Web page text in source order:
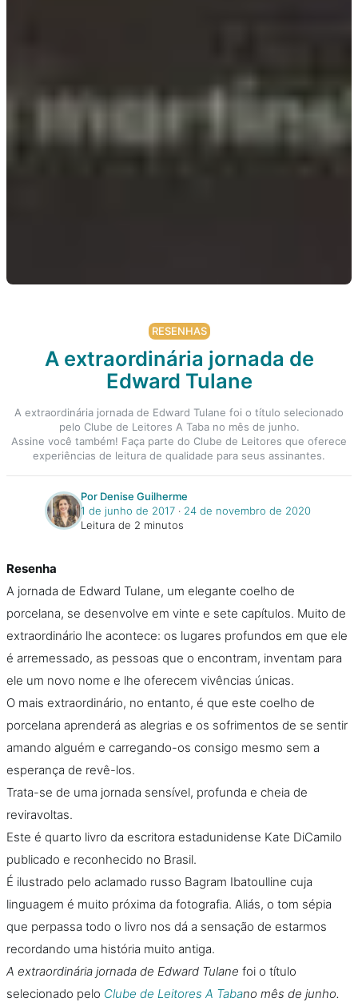
RESENHAS
A extraordinária jornada de
Edward Tulane
A extraordinária jornada de Edward Tulane foi o título selecionado
pelo Clube de Leitores A Taba no mês de junho.
Assine você também! Faça parte do Clube de Leitores que oferece
experiências de leitura de qualidade para seus assinantes.
Por Denise Guilherme
1 de junho de 2017 ‧ 24 de novembro de 2020
Leitura de 2 minutos
Resenha
A jornada de Edward Tulane, um elegante coelho de
porcelana, se desenvolve em vinte e sete capítulos. Muito de
extraordinário lhe acontece: os lugares profundos em que ele
é arremessado, as pessoas que o encontram, inventam para
ele um novo nome e lhe oferecem vivências únicas.
O mais extraordinário, no entanto, é que este coelho de
porcelana aprenderá as alegrias e os sofrimentos de se sentir
amando alguém e carregando-os consigo mesmo sem a
esperança de revê-los.
Trata-se de uma jornada sensível, profunda e cheia de
reviravoltas.
Este é quarto livro da escritora estadunidense Kate DiCamilo
publicado e reconhecido no Brasil.
É ilustrado pelo aclamado russo Bagram Ibatoulline cuja
linguagem é muito próxima da fotografia. Aliás, o tom sépia
que perpassa todo o livro nos dá a sensação de estarmos
recordando uma história muito antiga.
A extraordinária jornada de Edward Tulane foi o título
selecionado pelo Clube de Leitores A Tabano mês de junho.